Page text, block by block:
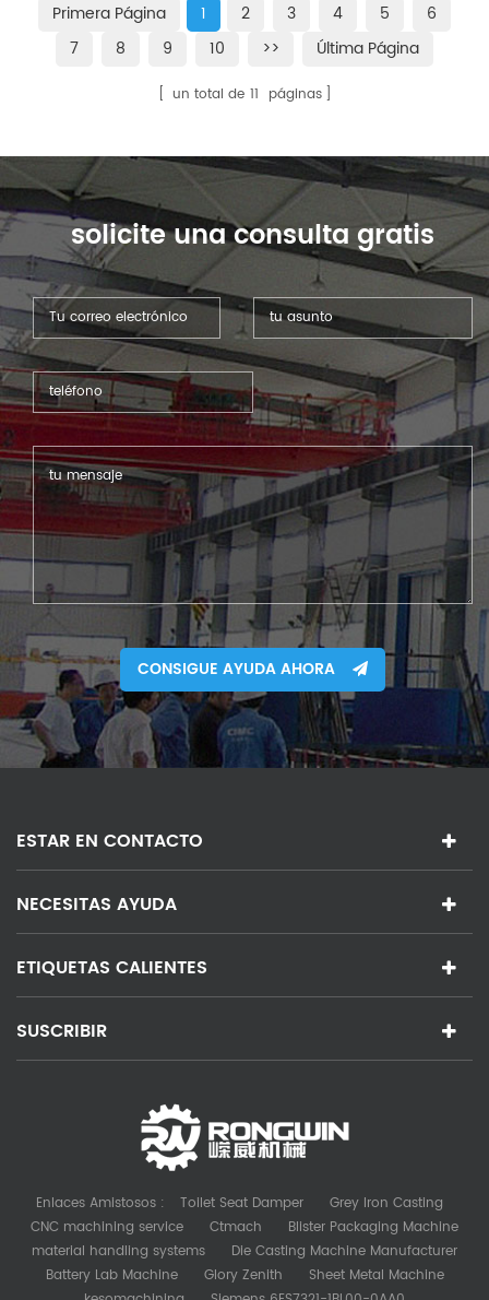
Primera Página 1 2 3 4 5
6
7
8 9 10 >> Última Página
un total de 11 páginas
solicite una consulta gratis
CONSIGUE AYUDA AHORA
ESTAR EN CONTACTO
NECESITAS AYUDA
ETIQUETAS CALIENTES
SUSCRIBIR
Enlaces Amistosos : Toilet Seat Damper
Grey Iron Casting
CNC machining service
Ctmach
Blister Packaging Machine
material handling systems
Die Casting Machine Manufacturer
Battery Lab Machine
Glory Zenith
Sheet Metal Machine